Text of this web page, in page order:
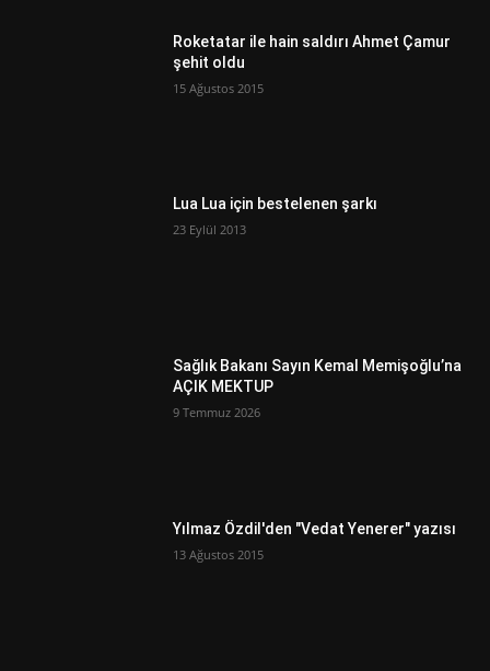
Roketatar ile hain saldırı Ahmet Çamur
şehit oldu
15 Ağustos 2015
Lua Lua için bestelenen şarkı
23 Eylül 2013
Sağlık Bakanı Sayın Kemal Memişoğlu’na
AÇIK MEKTUP
9 Temmuz 2026
Yılmaz Özdil'den "Vedat Yenerer" yazısı
13 Ağustos 2015